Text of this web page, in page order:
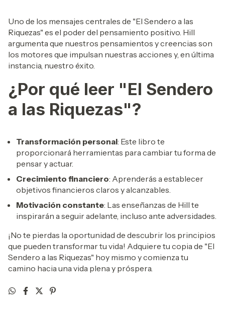
Uno de los mensajes centrales de "El Sendero a las
Riquezas" es el poder del pensamiento positivo. Hill
argumenta que nuestros pensamientos y creencias son
los motores que impulsan nuestras acciones y, en última
instancia, nuestro éxito.
¿Por qué leer "El Sendero
a las Riquezas"?
Transformación personal: Este libro te
proporcionará herramientas para cambiar tu forma de
pensar y actuar.
Crecimiento financiero: Aprenderás a establecer
objetivos financieros claros y alcanzables.
Motivación constante: Las enseñanzas de Hill te
inspirarán a seguir adelante, incluso ante adversidades.
¡No te pierdas la oportunidad de descubrir los principios
que pueden transformar tu vida! Adquiere tu copia de "El
Sendero a las Riquezas" hoy mismo y comienza tu
camino hacia una vida plena y próspera.